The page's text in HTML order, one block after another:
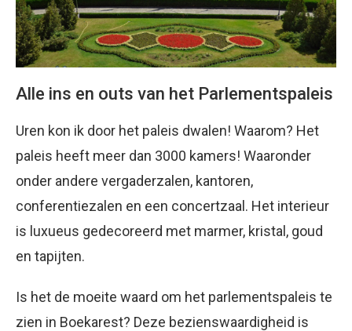
Alle ins en outs van het Parlementspaleis
Uren kon ik door het paleis dwalen! Waarom? Het
paleis heeft meer dan 3000 kamers! Waaronder
onder andere vergaderzalen, kantoren,
conferentiezalen en een concertzaal. Het interieur
is luxueus gedecoreerd met marmer, kristal, goud
en tapijten.
Is het de moeite waard om het parlementspaleis te
zien in Boekarest? Deze bezienswaardigheid is